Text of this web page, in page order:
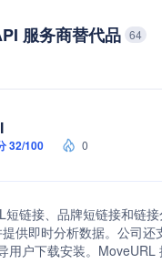
服务商替代品 64
32/100 0
链接、品牌短链接和链
供即时分析数据。公司
用户下载安装。